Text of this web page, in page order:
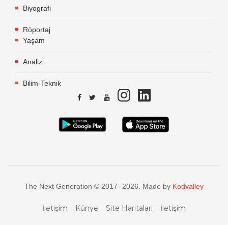
Biyografi
Röportaj
Yaşam
Analiz
Bilim-Teknik
The Next Generation © 2017- 2026. Made by Kodvalley
İletişim Künye Site Haritaları İletişim